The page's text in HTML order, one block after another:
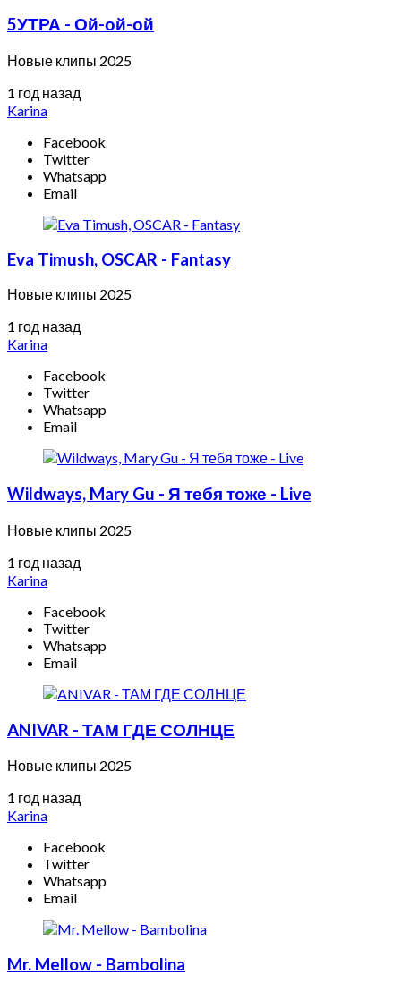
5УТРА - Ой-ой-ой
Новые клипы 2025
1 год назад
Karina
Facebook
Twitter
Whatsapp
Email
Eva Timush, OSCAR - Fantasy
Новые клипы 2025
1 год назад
Karina
Facebook
Twitter
Whatsapp
Email
Wildways, Mary Gu - Я тебя тоже - Live
Новые клипы 2025
1 год назад
Karina
Facebook
Twitter
Whatsapp
Email
ANIVAR - ТАМ ГДЕ СОЛНЦЕ
Новые клипы 2025
1 год назад
Karina
Facebook
Twitter
Whatsapp
Email
Mr. Mellow - Bambolina